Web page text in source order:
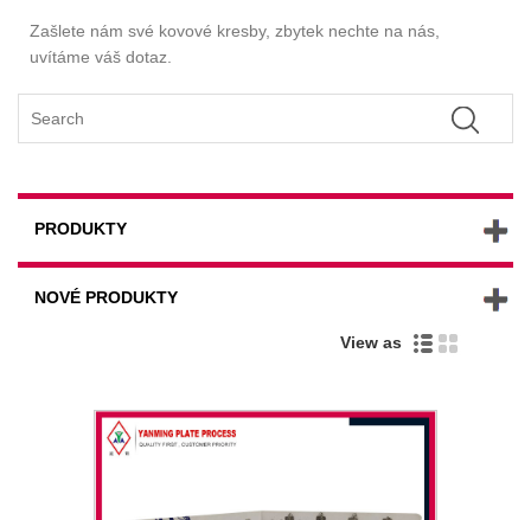
Zašlete nám své kovové kresby, zbytek nechte na nás,
uvítáme váš dotaz.
PRODUKTY
NOVÉ PRODUKTY
View as